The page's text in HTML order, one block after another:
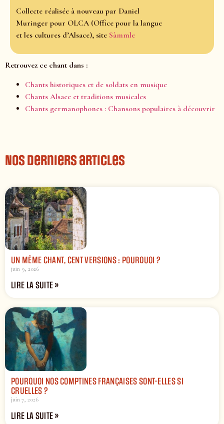
Collecte réalisée à nouveau par Daniel
Muringer pour OLCA (Office pour la langue
et les cultures d’Alsace), site Sàmmle
Retrouvez ce chant dans :
Chants historiques et de soldats en musique
Chants Alsace et traditions musicales
Chants germanophones : Chansons populaires à découvrir
Nos derniers articles
UN MÊME CHANT, CENT VERSIONS : POURQUOI ?
juin 9, 2026
LIRE LA SUITE »
POURQUOI NOS COMPTINES FRANÇAISES SONT-ELLES SI
CRUELLES ?
juin 7, 2026
LIRE LA SUITE »